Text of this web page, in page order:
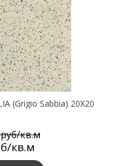
(Grigio Sabbia) 20X20
кв.м
кв.м